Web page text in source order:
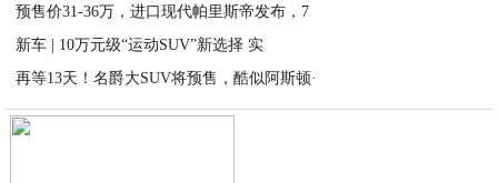
预售价31-36万，进口现代帕里斯帝发布，7
新车 | 10万元级“运动SUV”新选择 实
再等13天！名爵大SUV将预售，酷似阿斯顿·
2020-09-14